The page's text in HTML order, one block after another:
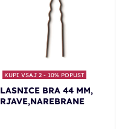
KUPI VSAJ 2 - 10% POPUST
LASNICE BRA 44 MM,
RJAVE,NAREBRANE